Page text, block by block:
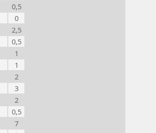
0,5
0
2,5
0,5
1
1
2
3
2
0,5
7